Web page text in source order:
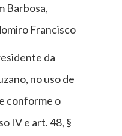
Barbosa,
Francisco
da
no uso de
conforme o
IV e art. 48, §